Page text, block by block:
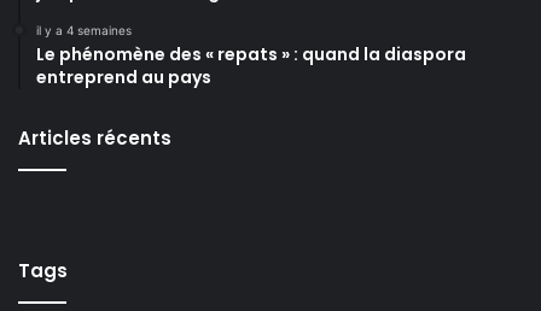
il y a 4 semaines
Le phénomène des « repats » : quand la diaspora
entreprend au pays
Articles récents
Tags